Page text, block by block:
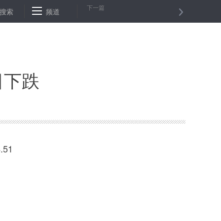
个维护”作为首要任务——论学习贯彻习近平总书记在中央和国家机关
搜索 频道 下一篇
跌